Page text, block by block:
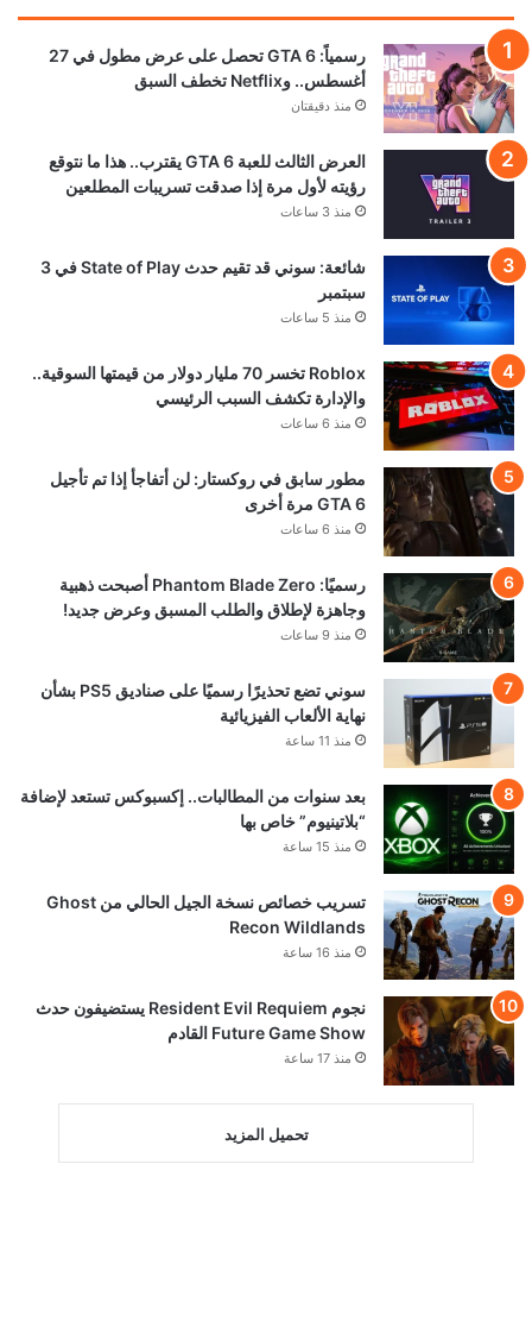
رسمياً: GTA 6 تحصل على عرض مطول في 27
أغسطس.. وNetflix تخطف السبق
منذ دقيقتان
العرض الثالث للعبة GTA 6 يقترب.. هذا ما نتوقع
رؤيته لأول مرة إذا صدقت تسريبات المطلعين
منذ 3 ساعات
شائعة: سوني قد تقيم حدث State of Play في 3
سبتمبر
منذ 5 ساعات
Roblox تخسر 70 مليار دولار من قيمتها السوقية..
والإدارة تكشف السبب الرئيسي
منذ 6 ساعات
مطور سابق في روكستار: لن أتفاجأ إذا تم تأجيل
GTA 6 مرة أخرى
منذ 6 ساعات
رسميًا: Phantom Blade Zero أصبحت ذهبية
وجاهزة لإطلاق والطلب المسبق وعرض جديد!
منذ 9 ساعات
سوني تضع تحذيرًا رسميًا على صناديق PS5 بشأن
نهاية الألعاب الفيزيائية
منذ 11 ساعة
بعد سنوات من المطالبات.. إكسبوكس تستعد لإضافة
“بلاتينيوم” خاص بها
منذ 15 ساعة
تسريب خصائص نسخة الجيل الحالي من Ghost
Recon Wildlands
منذ 16 ساعة
نجوم Resident Evil Requiem يستضيفون حدث
Future Game Show القادم
منذ 17 ساعة
تحميل المزيد